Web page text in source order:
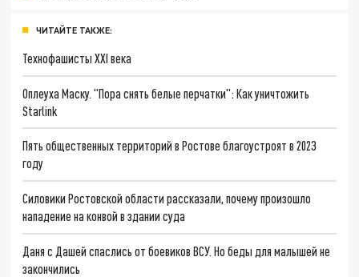
ЧИТАЙТЕ ТАКЖЕ:
Технофашисты XXI века
Оплеуха Маску. "Пора снять белые перчатки": Как уничтожить
Starlink
Пять общественных территорий в Ростове благоустроят в 2023
году
Силовики Ростовской области рассказали, почему произошло
нападение на конвой в здании суда
Даня с Дашей спаслись от боевиков ВСУ. Но беды для малышей не
закончились